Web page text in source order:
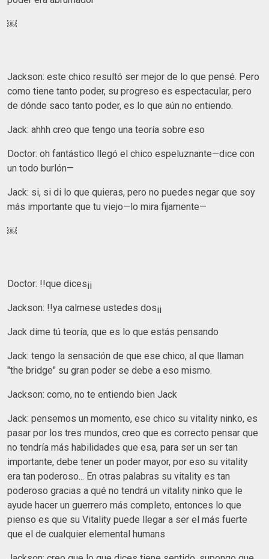
￼
Jackson: este chico resultó ser mejor de lo que pensé. Pero
como tiene tanto poder, su progreso es espectacular, pero
de dónde saco tanto poder, es lo que aún no entiendo.
Jack: ahhh creo que tengo una teoría sobre eso
Doctor: oh fantástico llegó el chico espeluznante—dice con
un todo burlón—
Jack: si, si di lo que quieras, pero no puedes negar que soy
más importante que tu viejo—lo mira fijamente—
￼
Doctor: !!que dices¡¡
Jackson: !!ya calmese ustedes dos¡¡
Jack dime tú teoría, que es lo que estás pensando
Jack: tengo la sensación de que ese chico, al que llaman
"the bridge" su gran poder se debe a eso mismo.
Jackson: como, no te entiendo bien Jack
Jack: pensemos un momento, ese chico su vitality ninko, es
pasar por los tres mundos, creo que es correcto pensar que
no tendría más habilidades que esa, para ser un ser tan
importante, debe tener un poder mayor, por eso su vitality
era tan poderoso... En otras palabras su vitality es tan
poderoso gracias a qué no tendrá un vitality ninko que le
ayude hacer un guerrero más completo, entonces lo que
pienso es que su Vitality puede llegar a ser el más fuerte
que el de cualquier elemental humans